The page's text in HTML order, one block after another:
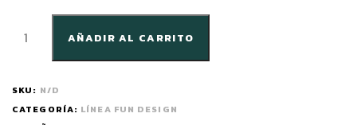
AÑADIR AL CARRITO
SKU: N/D
CATEGORÍA: LÍNEA FUN DESIGN